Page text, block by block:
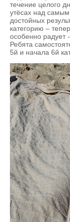
течение целого
утёсах над
достойных
категорию –
особенно радует
Ребята
5й и начала 6й